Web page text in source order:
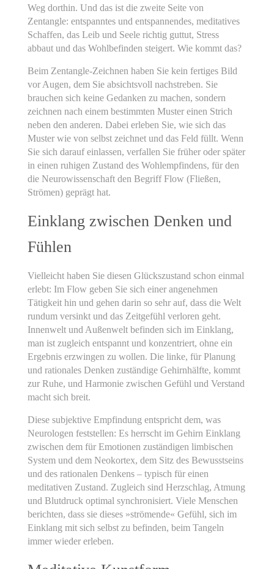
Weg dorthin. Und das ist die zweite Seite von
Zentangle: entspanntes und entspannendes, meditatives
Schaffen, das Leib und Seele richtig guttut, Stress
abbaut und das Wohlbefinden steigert. Wie kommt das?
Beim Zentangle-Zeichnen haben Sie kein fertiges Bild
vor Augen, dem Sie absichtsvoll nachstreben. Sie
brauchen sich keine Gedanken zu machen, sondern
zeichnen nach einem bestimmten Muster einen Strich
neben den anderen. Dabei erleben Sie, wie sich das
Muster wie von selbst zeichnet und das Feld füllt. Wenn
Sie sich darauf einlassen, verfallen Sie früher oder später
in einen ruhigen Zustand des Wohlempfindens, für den
die Neurowissenschaft den Begriff Flow (Fließen,
Strömen) geprägt hat.
Einklang zwischen Denken und
Fühlen
Vielleicht haben Sie diesen Glückszustand schon einmal
erlebt: Im Flow geben Sie sich einer angenehmen
Tätigkeit hin und gehen darin so sehr auf, dass die Welt
rundum versinkt und das Zeitgefühl verloren geht.
Innenwelt und Außenwelt befinden sich im Einklang,
man ist zugleich entspannt und konzentriert, ohne ein
Ergebnis erzwingen zu wollen. Die linke, für Planung
und rationales Denken zuständige Gehirnhälfte, kommt
zur Ruhe, und Harmonie zwischen Gefühl und Verstand
macht sich breit.
Diese subjektive Empfindung entspricht dem, was
Neurologen feststellen: Es herrscht im Gehirn Einklang
zwischen dem für Emotionen zuständigen limbischen
System und dem Neokortex, dem Sitz des Bewusstseins
und des rationalen Denkens – typisch für einen
meditativen Zustand. Zugleich sind Herzschlag, Atmung
und Blutdruck optimal synchronisiert. Viele Menschen
berichten, dass sie dieses »strömende« Gefühl, sich im
Einklang mit sich selbst zu befinden, beim Tangeln
immer wieder erleben.